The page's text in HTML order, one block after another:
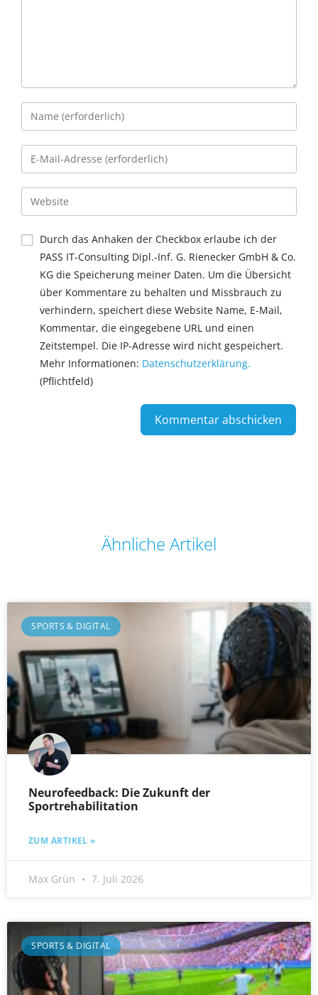
Durch das Anhaken der Checkbox erlaube ich der
PASS IT-Consulting Dipl.-Inf. G. Rienecker GmbH & Co.
KG die Speicherung meiner Daten. Um die Übersicht
über Kommentare zu behalten und Missbrauch zu
verhindern, speichert diese Website Name, E-Mail,
Kommentar, die eingegebene URL und einen
Zeitstempel. Die IP-Adresse wird nicht gespeichert.
Mehr Informationen: Datenschutzerklärung.
(Pflichtfeld)
Ähnliche Artikel
SPORTS & DIGITAL
Neurofeedback: Die Zukunft der
Sportrehabilitation
ZUM ARTIKEL »
Max Grün 7. Juli 2026
SPORTS & DIGITAL